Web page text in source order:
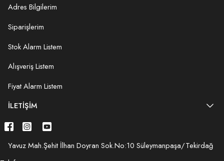
Adres Bilgilerim
Siparişlerim
Stok Alarm Listem
Alışveriş Listem
Fiyat Alarm Listem
İLETIŞIM
Yavuz Mah.Şehit İlhan Doyran Sok.No:10 Süleymanpaşa/Tekirdağ